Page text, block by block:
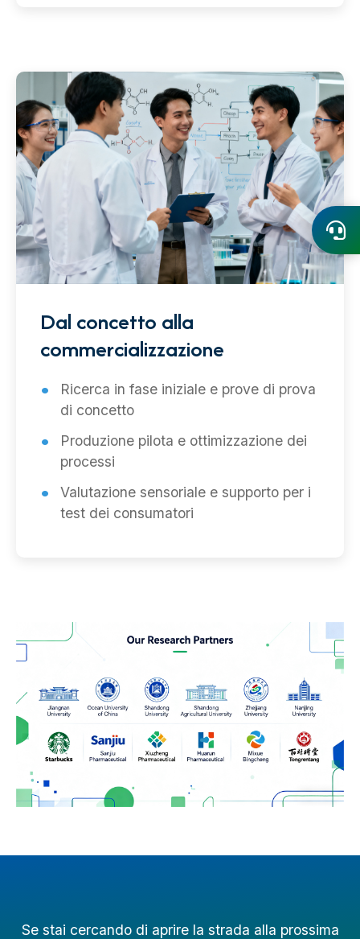
Dal concetto alla
commercializzazione
Ricerca in fase iniziale e prove di prova
di concetto
Produzione pilota e ottimizzazione dei
processi
Valutazione sensoriale e supporto per i
test dei consumatori
Se stai cercando di aprire la strada alla prossima